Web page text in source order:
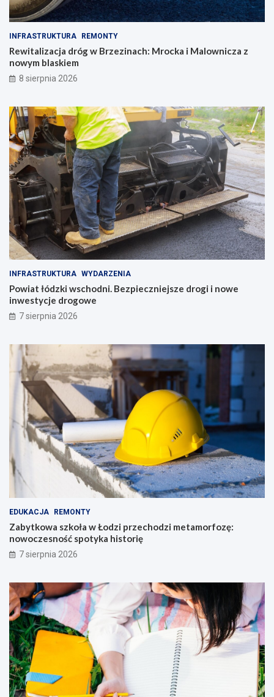
INFRASTRUKTURA REMONTY
Rewitalizacja dróg w Brzezinach: Mrocka i Malownicza z
nowym blaskiem
8 sierpnia 2026
INFRASTRUKTURA WYDARZENIA
Powiat łódzki wschodni. Bezpieczniejsze drogi i nowe
inwestycje drogowe
7 sierpnia 2026
EDUKACJA REMONTY
Zabytkowa szkoła w Łodzi przechodzi metamorfozę:
nowoczesność spotyka historię
7 sierpnia 2026